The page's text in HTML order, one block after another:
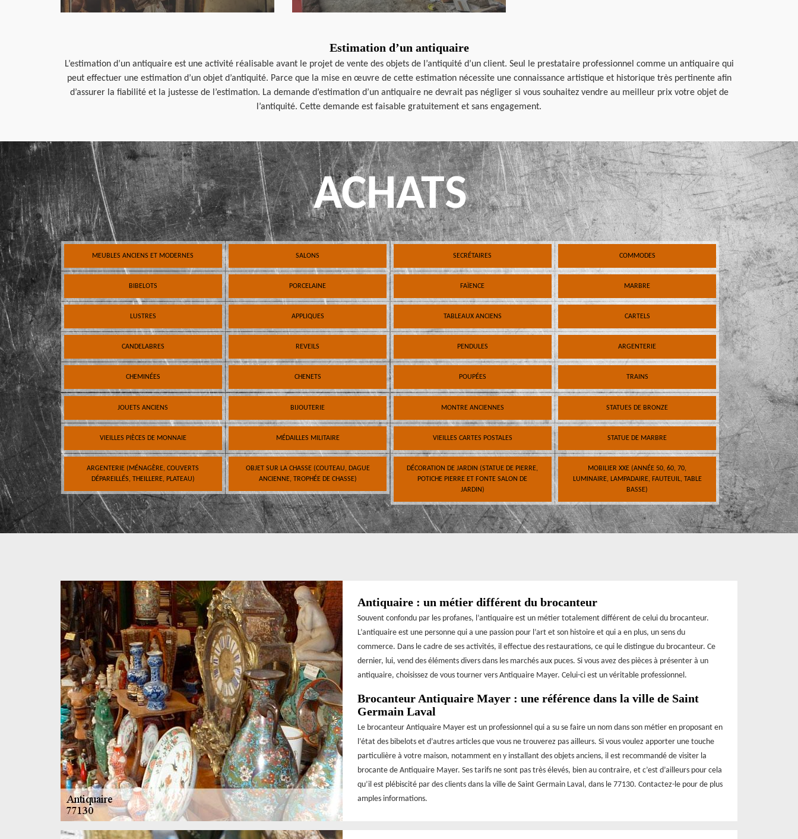
Estimation d’un antiquaire
L’estimation d’un antiquaire est une activité réalisable avant le projet de vente des objets de l’antiquité d’un client. Seul le prestataire professionnel comme un antiquaire qui
peut effectuer une estimation d’un objet d’antiquité. Parce que la mise en œuvre de cette estimation nécessite une connaissance artistique et historique très pertinente afin
d’assurer la fiabilité et la justesse de l’estimation. La demande d’estimation d’un antiquaire ne devrait pas négliger si vous souhaitez vendre au meilleur prix votre objet de
l’antiquité. Cette demande est faisable gratuitement et sans engagement.
ACHATS
MEUBLES ANCIENS ET MODERNES SALONS SECRÉTAIRES COMMODES
BIBELOTS PORCELAINE FAÏENCE MARBRE
LUSTRES APPLIQUES TABLEAUX ANCIENS CARTELS
CANDELABRES REVEILS PENDULES ARGENTERIE
CHEMINÉES CHENETS POUPÉES TRAINS
JOUETS ANCIENS BIJOUTERIE MONTRE ANCIENNES STATUES DE BRONZE
VIEILLES PIÈCES DE MONNAIE MÉDAILLES MILITAIRE VIEILLES CARTES POSTALES STATUE DE MARBRE
ARGENTERIE (MÉNAGÈRE, COUVERTS
DÉPAREILLÉS, THEILLERE, PLATEAU)
OBJET SUR LA CHASSE (COUTEAU, DAGUE
ANCIENNE, TROPHÉE DE CHASSE)
DÉCORATION DE JARDIN (STATUE DE PIERRE,
POTICHE PIERRE ET FONTE SALON DE
JARDIN)
MOBILIER XXE (ANNÉE 50, 60, 70,
LUMINAIRE, LAMPADAIRE, FAUTEUIL, TABLE
BASSE)
Antiquaire : un métier différent du brocanteur
Souvent confondu par les profanes, l’antiquaire est un métier totalement différent de celui du brocanteur.
L’antiquaire est une personne qui a une passion pour l’art et son histoire et qui a en plus, un sens du
commerce. Dans le cadre de ses activités, il effectue des restaurations, ce qui le distingue du brocanteur. Ce
dernier, lui, vend des éléments divers dans les marchés aux puces. Si vous avez des pièces à présenter à un
antiquaire, choisissez de vous tourner vers Antiquaire Mayer. Celui-ci est un véritable professionnel.
Brocanteur Antiquaire Mayer : une référence dans la ville de Saint
Germain Laval
Le brocanteur Antiquaire Mayer est un professionnel qui a su se faire un nom dans son métier en proposant en
l’état des bibelots et d’autres articles que vous ne trouverez pas ailleurs. Si vous voulez apporter une touche
particulière à votre maison, notamment en y installant des objets anciens, il est recommandé de visiter la
brocante de Antiquaire Mayer. Ses tarifs ne sont pas très élevés, bien au contraire, et c’est d’ailleurs pour cela
qu’il est plébiscité par des clients dans la ville de Saint Germain Laval, dans le 77130. Contactez-le pour de plus
amples informations.